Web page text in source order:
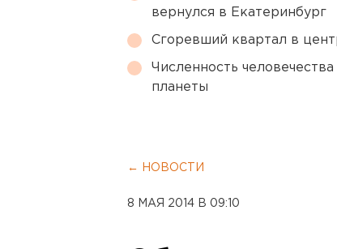
вернулся в Екатеринбург
Сгоревший квартал в
Численность
планеты
← НОВОСТИ
8 МАЯ 2014 В 09:10